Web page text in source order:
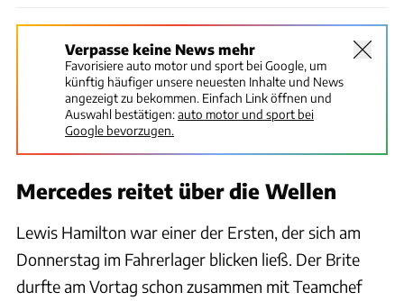
Verpasse keine News mehr
Favorisiere auto motor und sport bei Google, um
künftig häufiger unsere neuesten Inhalte und News
angezeigt zu bekommen. Einfach Link öffnen und
Auswahl bestätigen:auto motor und sport bei
Google bevorzugen.
Mercedes reitet über die Wellen
Lewis Hamilton war einer der Ersten, der sich am
Donnerstag im Fahrerlager blicken ließ. Der Brite
durfte am Vortag schon zusammen mit Teamchef